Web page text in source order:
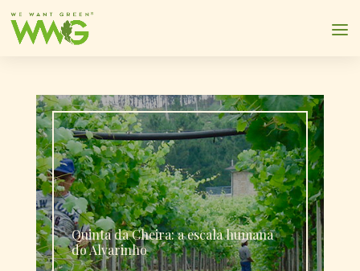
Quinta da Cheira: a escala humana
do Alvarinho